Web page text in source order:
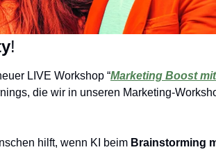
!
LIVE Workshop “Marketing Boost
die wir in unseren Marketing-
hilft, wenn KI beim Brainstorming